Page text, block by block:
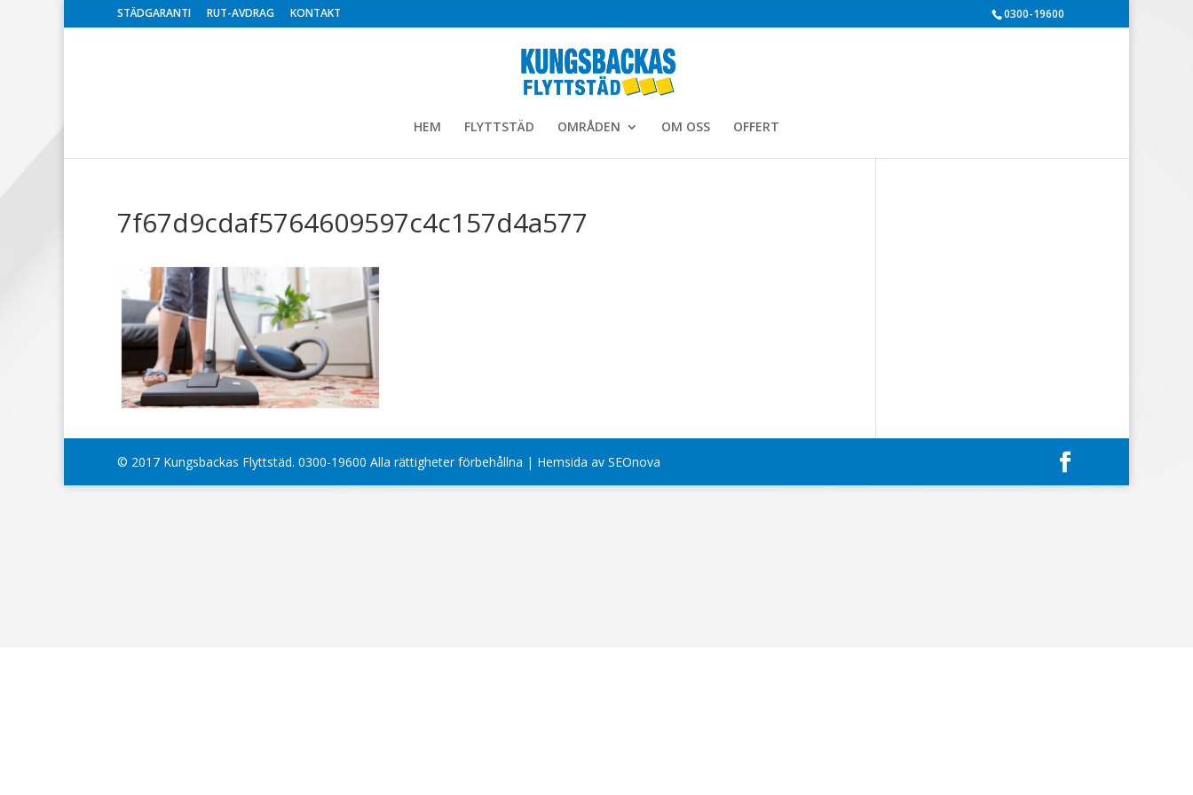
0300-19600
STÄDGARANTI RUT-AVDRAG KONTAKT
HEM FLYTTSTÄD OMRÅDEN OM OSS OFFERT
7f67d9cdaf5764609597c4c157d4a577
© 2017 Kungsbackas Flyttstäd. 0300-19600 Alla rättigheter förbehållna | Hemsida av SEOnova